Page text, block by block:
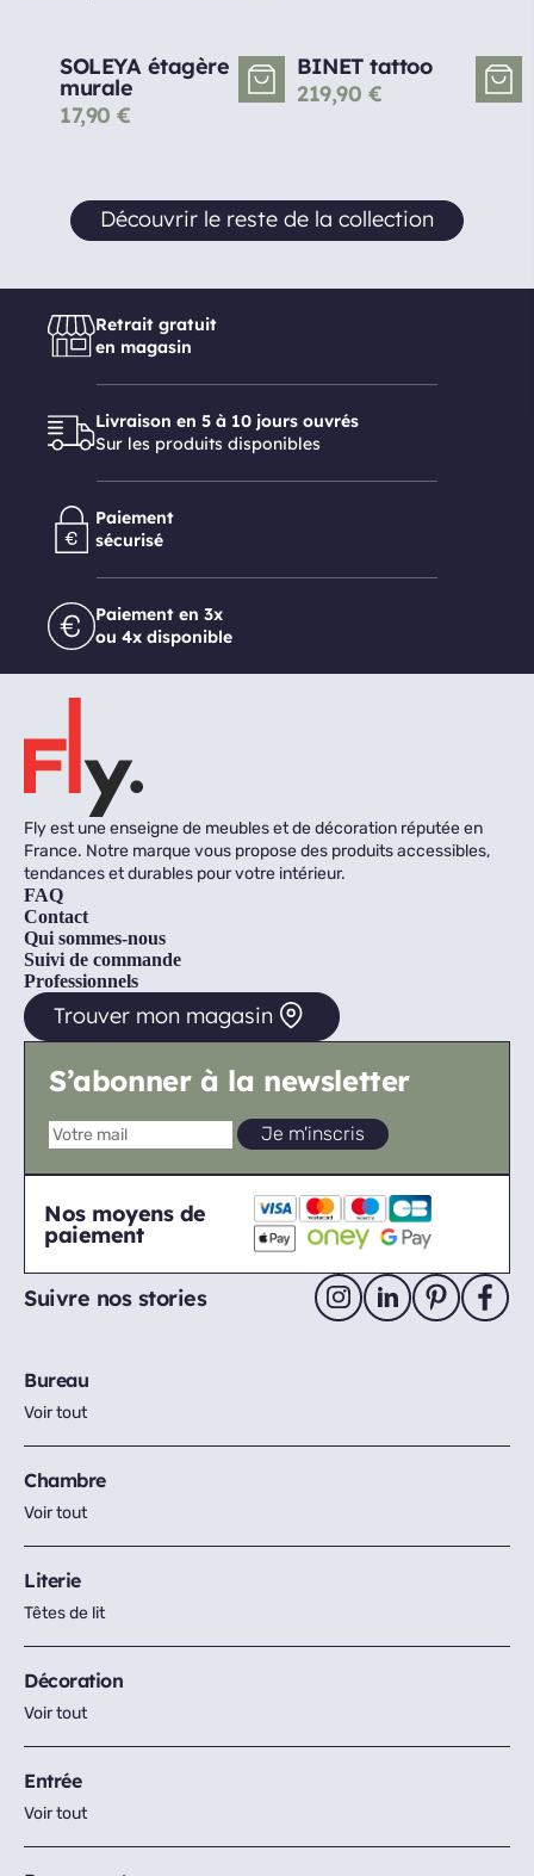
SOLEYA étagère
murale
17,90 €
BINET tattoo
219,90 €
Découvrir le reste de la collection
Retrait gratuit
en magasin
Livraison en 5 à 10 jours ouvrés
Sur les produits disponibles
Paiement
sécurisé
Paiement en 3x
ou 4x disponible
Fly est une enseigne de meubles et de décoration réputée en
France. Notre marque vous propose des produits accessibles,
tendances et durables pour votre intérieur.
FAQ
Contact
Qui sommes-nous
Suivi de commande
Professionnels
Trouver mon magasin
S’abonner à la newsletter
Nos moyens de
paiement
Suivre nos stories
Bureau
Voir tout
Chambre
Voir tout
Literie
Têtes de lit
Décoration
Voir tout
Entrée
Voir tout